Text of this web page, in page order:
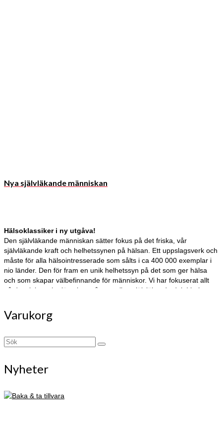
Nya självläkande människan
Hälsoklassiker i ny utgåva!
Den självläkande människan sätter fokus på det friska, vår
självläkande kraft och helhetssynen på hälsan. Ett uppslagsverk och
måste för alla hälsointresserade som sålts i ca 400 000 exemplar i
nio länder. Den för fram en unik helhetssyn på det som ger hälsa
och som skapar välbefinnande för människor. Vi har fokuserat allt
på det sjuka och glömt bort vår naturliga självläkande del. I boken
vitaminer, mat och tarmflora till tankar, känslor, andlighet och
livsenergi. Det handlar om att stärka det friska och bygga hälsa!
Varukorg
Search
Nyheter